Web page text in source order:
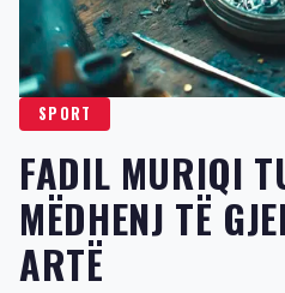
SPORT
FADIL MURIQI
MËDHENJ TË
ARTË